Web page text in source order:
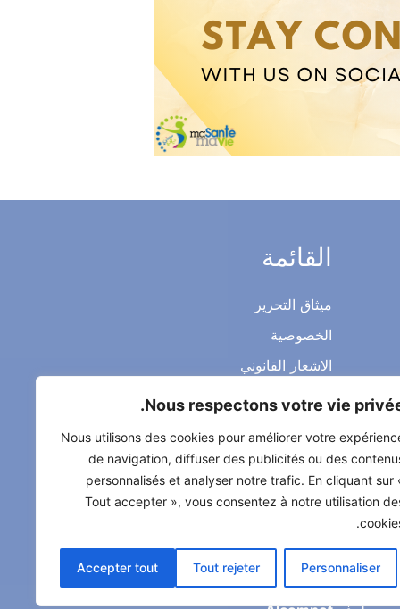
Nous respectons votre vie
Nous utilisons des cookies pour améliorer votre
de navigation, diffuser des publicités ou des
personnalisés et analyser notre trafic. En cliquant sur
Tout accepter », vous consentez à notre utilisation
Personnaliser
Tout rejeter
Accepter tout
القائمة
ميثاق التحرير
الخصوصية
الاشعار القانوني
شروط الاستخدام العامة